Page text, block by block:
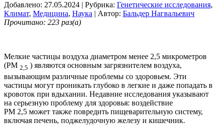
Добавлено: 27.05.2024 | Рубрика: Генетические исследования,
Климат, Медицина, Наука | Автор: Бальдер Нагвальевич
Прочитано: 223 раз(а)
Мелкие частицы воздуха диаметром менее 2,5 микрометров
(PM 2,5 ) являются основным загрязнителем воздуха,
вызывающим различные проблемы со здоровьем. Эти
частицы могут проникать глубоко в легкие и даже попадать в
кровоток при вдыхании. Недавние исследования указывают
на серьезную проблему для здоровья: воздействие
PM 2,5 может также повредить пищеварительную систему,
включая печень, поджелудочную железу и кишечник.